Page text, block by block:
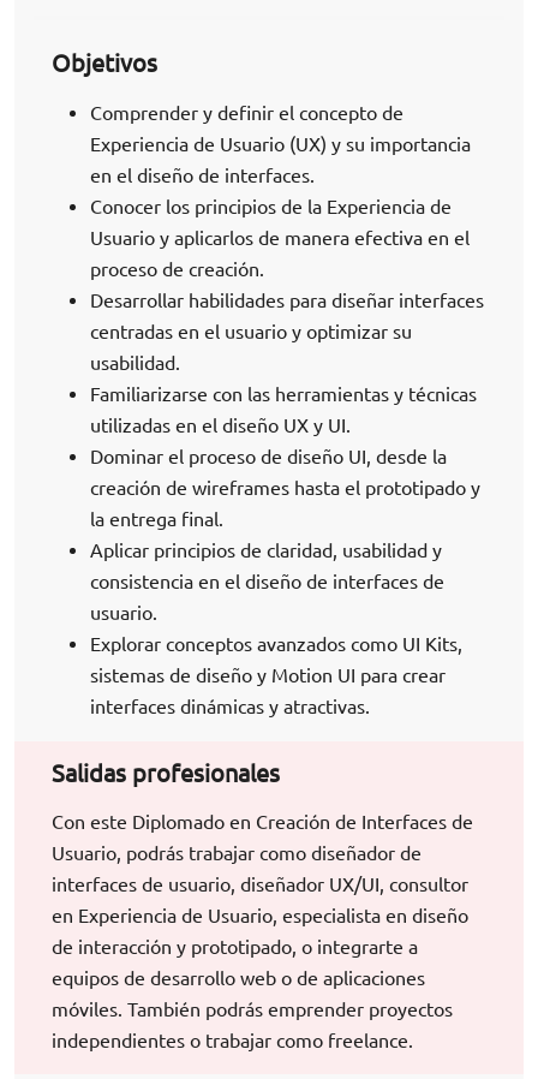
Objetivos
Comprender y definir el concepto de
Experiencia de Usuario (UX) y su importancia
en el diseño de interfaces.
Conocer los principios de la Experiencia de
Usuario y aplicarlos de manera efectiva en el
proceso de creación.
Desarrollar habilidades para diseñar interfaces
centradas en el usuario y optimizar su
usabilidad.
Familiarizarse con las herramientas y técnicas
utilizadas en el diseño UX y UI.
Dominar el proceso de diseño UI, desde la
creación de wireframes hasta el prototipado y
la entrega final.
Aplicar principios de claridad, usabilidad y
consistencia en el diseño de interfaces de
usuario.
Explorar conceptos avanzados como UI Kits,
sistemas de diseño y Motion UI para crear
interfaces dinámicas y atractivas.
Salidas profesionales
Con este Diplomado en Creación de Interfaces de
Usuario, podrás trabajar como diseñador de
interfaces de usuario, diseñador UX/UI, consultor
en Experiencia de Usuario, especialista en diseño
de interacción y prototipado, o integrarte a
equipos de desarrollo web o de aplicaciones
móviles. También podrás emprender proyectos
independientes o trabajar como freelance.